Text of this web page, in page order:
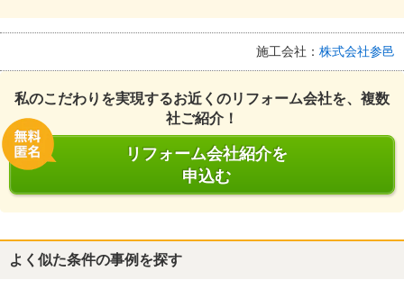
施工会社： 株式会社参邑
私のこだわりを実現するお近くのリフォーム会社を、複数
社ご紹介！
リフォーム会社紹介を
申込む
よく似た条件の事例を探す